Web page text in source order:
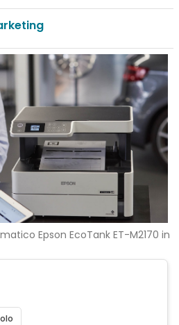
Epson EcoTank ET-M2170 in